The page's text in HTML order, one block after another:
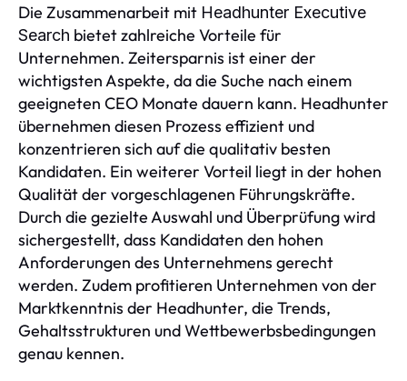
Die Zusammenarbeit mit Headhunter Executive
Search bietet zahlreiche Vorteile für
Unternehmen. Zeitersparnis ist einer der
wichtigsten Aspekte, da die Suche nach einem
geeigneten CEO Monate dauern kann. Headhunter
übernehmen diesen Prozess effizient und
konzentrieren sich auf die qualitativ besten
Kandidaten. Ein weiterer Vorteil liegt in der hohen
Qualität der vorgeschlagenen Führungskräfte.
Durch die gezielte Auswahl und Überprüfung wird
sichergestellt, dass Kandidaten den hohen
Anforderungen des Unternehmens gerecht
werden. Zudem profitieren Unternehmen von der
Marktkenntnis der Headhunter, die Trends,
Gehaltsstrukturen und Wettbewerbsbedingungen
genau kennen.